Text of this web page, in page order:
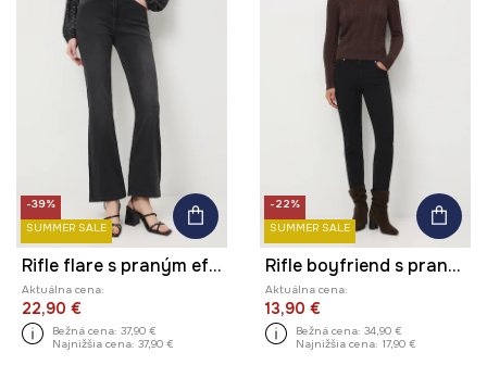
-39%
SUMMER SALE
Rifle flare s praným efektom
Aktuálna cena:
22,90 €
Bežná cena: 37,90 €
Najnižšia cena: 37,90 €
-22%
SUMMER SALE
Rifle boyfriend s praným efektom
Aktuálna cena:
13,90 €
Bežná cena: 34,90 €
Najnižšia cena: 17,90 €